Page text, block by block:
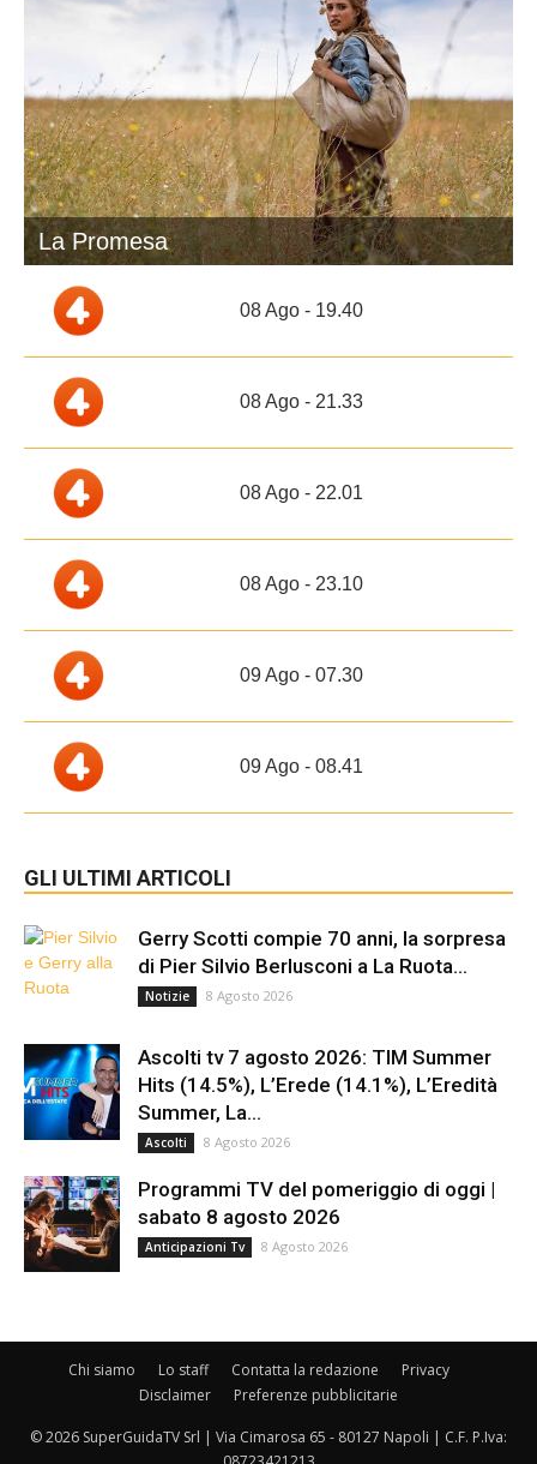
La Promesa
08 Ago - 19.40
08 Ago - 21.33
08 Ago - 22.01
08 Ago - 23.10
09 Ago - 07.30
09 Ago - 08.41
GLI ULTIMI ARTICOLI
Gerry Scotti compie 70 anni, la sorpresa
di Pier Silvio Berlusconi a La Ruota...
Notizie 8 Agosto 2026
Ascolti tv 7 agosto 2026: TIM Summer
Hits (14.5%), L’Erede (14.1%), L’Eredità
Summer, La...
Ascolti 8 Agosto 2026
Programmi TV del pomeriggio di oggi |
sabato 8 agosto 2026
Anticipazioni Tv 8 Agosto 2026
Chi siamo Lo staff Contatta la redazione
Privacy
Disclaimer
Preferenze pubblicitarie
© 2026 SuperGuidaTV Srl | Via Cimarosa 65 - 80127 Napoli | C.F. P.Iva: